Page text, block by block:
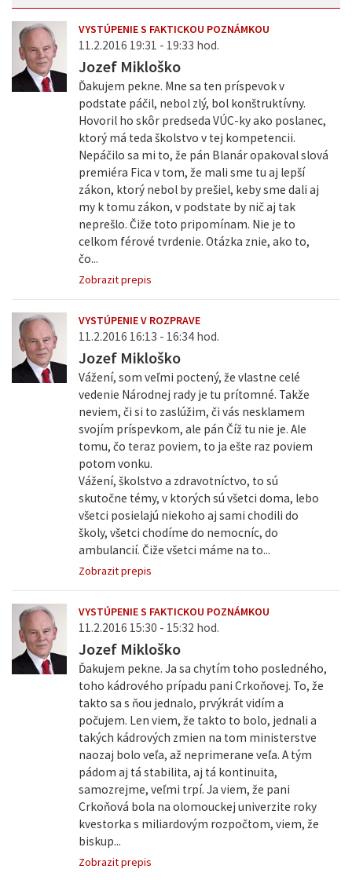
VYSTÚPENIE S FAKTICKOU POZNÁMKOU
11.2.2016 19:31 - 19:33 hod.
Jozef Mikloško
Ďakujem pekne. Mne sa ten príspevok v
podstate páčil, nebol zlý, bol konštruktívny.
Hovoril ho skôr predseda VÚC-ky ako poslanec,
ktorý má teda školstvo v tej kompetencii.
Nepáčilo sa mi to, že pán Blanár opakoval slová
premiéra Fica v tom, že mali sme tu aj lepší
zákon, ktorý nebol by prešiel, keby sme dali aj
my k tomu zákon, v podstate by nič aj tak
neprešlo. Čiže toto pripomínam. Nie je to
celkom férové tvrdenie. Otázka znie, ako to,
čo...
Zobrazit prepis
VYSTÚPENIE V ROZPRAVE
11.2.2016 16:13 - 16:34 hod.
Jozef Mikloško
Vážení, som veľmi poctený, že vlastne celé
vedenie Národnej rady je tu prítomné. Takže
neviem, či si to zaslúžim, či vás nesklamem
svojím príspevkom, ale pán Číž tu nie je. Ale
tomu, čo teraz poviem, to ja ešte raz poviem
potom vonku.
Vážení, školstvo a zdravotníctvo, to sú
skutočne témy, v ktorých sú všetci doma, lebo
všetci posielajú niekoho aj sami chodili do
školy, všetci chodíme do nemocníc, do
ambulancií. Čiže všetci máme na to...
Zobrazit prepis
VYSTÚPENIE S FAKTICKOU POZNÁMKOU
11.2.2016 15:30 - 15:32 hod.
Jozef Mikloško
Ďakujem pekne. Ja sa chytím toho posledného,
toho kádrového prípadu pani Crkoňovej. To, že
takto sa s ňou jednalo, prvýkrát vidím a
počujem. Len viem, že takto to bolo, jednali a
takých kádrových zmien na tom ministerstve
naozaj bolo veľa, až neprimerane veľa. A tým
pádom aj tá stabilita, aj tá kontinuita,
samozrejme, veľmi trpí. Ja viem, že pani
Crkoňová bola na olomouckej univerzite roky
kvestorka s miliardovým rozpočtom, viem, že
biskup...
Zobrazit prepis